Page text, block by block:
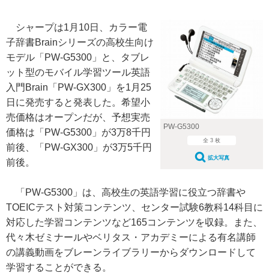
PW-G5300
全 3 枚
拡大写真
シャープは1月10日、カラー電
子辞書Brainシリーズの高校生向け
モデル「PW-G5300」と、タブレ
ット型のモバイル学習ツール英語
入門Brain「PW-GX300」を1月25
日に発売すると発表した。希望小
売価格はオープンだが、予想実売
価格は「PW-G5300」が3万8千円
前後、「PW-GX300」が3万5千円
前後。
「PW-G5300」は、高校生の英語学習に役立つ辞書や
TOEICテスト対策コンテンツ、センター試験6教科14科目に
対応した学習コンテンツなど165コンテンツを収録。また、
代々木ゼミナールやベリタス・アカデミーによる有名講師
の講義動画をブレーンライブラリーからダウンロードして
学習することができる。